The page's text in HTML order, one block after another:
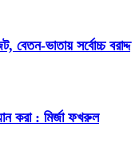
ভাতায় সর্বোচ্চ বরাদ্দ
করা : মির্জা ফখরুল